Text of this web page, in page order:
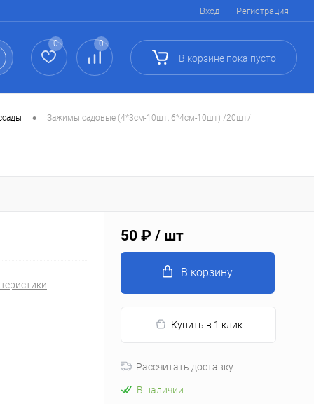
Вход Регистрация
0 0
В корзине пока пусто
• Зажимы садовые (4*3см-10шт, 6*4см-10шт) /20шт/
50 ₽ / шт
В корзину
Купить в 1 клик
Рассчитать доставку
В наличии